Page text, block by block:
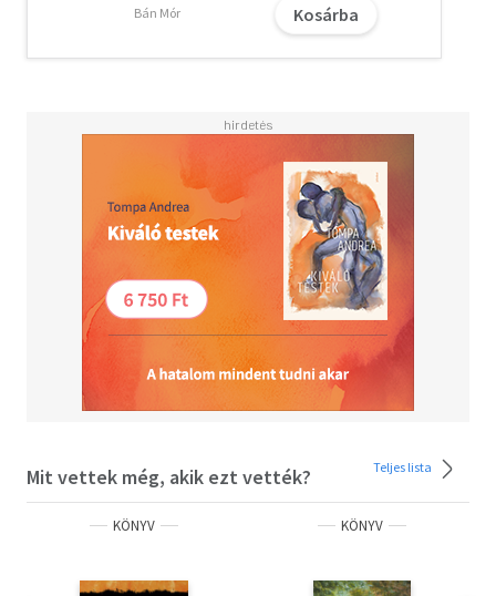
A szerző remek ízléssel és arányérzékkel, kiterjedt
kutatások alapján mutatja be a XIX. század első
kúriáiig. Főszereplői, Crescence és Széchenyi István hús-
vér alakokként, szenvedélyeikkel és szenvedéseikkel
kerülnek ábrázolásra.
Bán Mór Kosárba
Mit vettek még, akik ezt vették? Teljes lista
KÖNYV KÖNYV